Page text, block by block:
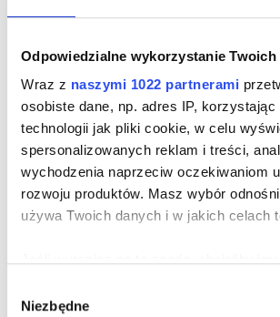
Odpowiedzialne wykorzystanie Twoich
Wraz z naszymi 1022 partnerami
osobiste dane, np. adres IP, korzystając
technologii jak pliki cookie, w celu
spersonalizowanych reklam i treści,
wychodzenia naprzeciw oczekiwaniom
rozwoju produktów. Masz wybór
używa Twoich danych i w jakich celach
geograficznej z dokładnością nawet
zgody
Niezbędne
Grzegorz Went
2017-06-08
U Milera zakupiłem tylko dwa paski z
doskonałym sklepie